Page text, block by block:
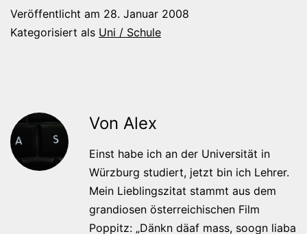
Veröffentlicht am 28. Januar 2008
Kategorisiert als Uni / Schule
Von Alex
Einst habe ich an der Universität in
Würzburg studiert, jetzt bin ich Lehrer.
Mein Lieblingszitat stammt aus dem
grandiosen österreichischen Film
Poppitz: „Dänkn däaf mass, soogn liaba